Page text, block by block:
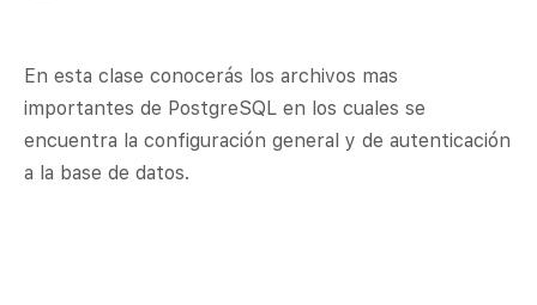
En esta clase conocerás los archivos mas
importantes de PostgreSQL en los cuales se
encuentra la configuración general y de autenticación
a la base de datos.